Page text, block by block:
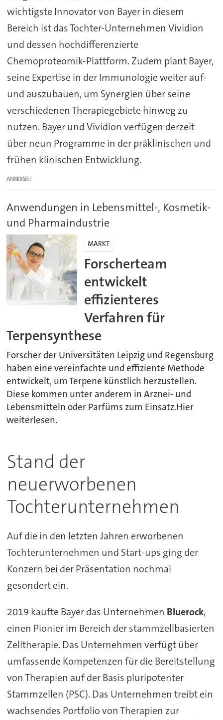
wichtigste Innovator von Bayer in diesem
Bereich ist das Tochter-Unternehmen Vividion
und dessen hochdifferenzierte
Chemoproteomik-Plattform. Zudem plant Bayer,
seine Expertise in der Immunologie weiter auf-
und auszubauen, um Synergien über seine
verschiedenen Therapiegebiete hinweg zu
nutzen. Bayer und Vividion verfügen derzeit
über neun Programme in der präklinischen und
frühen klinischen Entwicklung.
ANZEIGE
Anwendungen in Lebensmittel-, Kosmetik-
und Pharmaindustrie
MARKT
Forscherteam
entwickelt
effizienteres
Verfahren für
Terpensynthese
Forscher der Universitäten Leipzig und Regensburg
haben eine vereinfachte und effiziente Methode
entwickelt, um Terpene künstlich herzustellen.
Diese kommen unter anderem in Arznei- und
Lebensmitteln oder Parfüms zum Einsatz.Hier
weiterlesen.
Stand der
neuerworbenen
Tochterunternehmen
Auf die in den letzten Jahren erworbenen
Tochterunternehmen und Start-ups ging der
Konzern bei der Präsentation nochmal
gesondert ein.
2019 kaufte Bayer das Unternehmen Bluerock,
einen Pionier im Bereich der stammzellbasierten
Zelltherapie. Das Unternehmen verfügt über
umfassende Kompetenzen für die Bereitstellung
von Therapien auf der Basis pluripotenter
Stammzellen (PSC). Das Unternehmen treibt ein
wachsendes Portfolio von Therapien zur